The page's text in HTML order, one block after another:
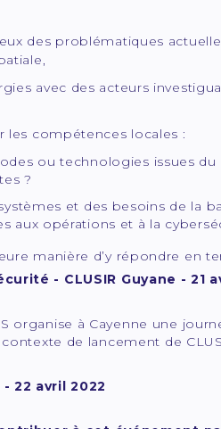
des problématiques
avec des acteurs
les compétences locales :
ou technologies issues du
?
et des besoins de la
aux opérations et à la
manière d’y répondre en
- CLUSIR Guyane - 21
organise à Cayenne une
de lancement de
22 avril 2022